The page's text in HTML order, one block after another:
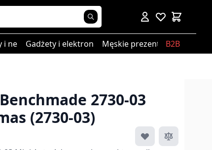
i nerkiGadżety i elektronikaMęskie prezenty B2B
2730-03
(2730-03)